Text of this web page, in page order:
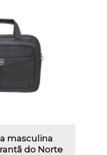
masculina
do Norte